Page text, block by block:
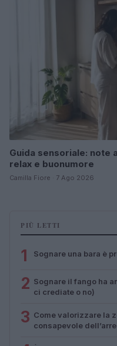
Guida sensoriale: note
relax e buonumore
Camilla Fiore · 7 Ago 2026
PIÙ LETTI
1 Sognare una bara è
2 Sognare il fango ha
ci crediate o no)
3 Come valorizzare la
consapevole